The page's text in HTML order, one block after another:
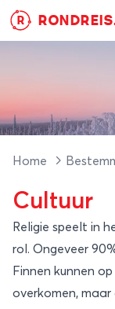
R
Home
Cultuur
Religie speelt in
rol. Ongeveer
Finnen kunnen
overkomen, maar